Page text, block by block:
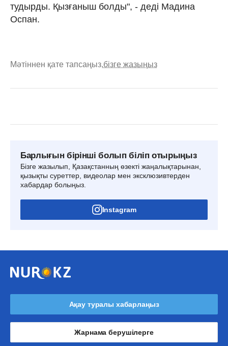
тудырды. Қызғаныш болды", - деді Мадина
Оспан.
Мәтіннен қате тапсаңыз,бізге жазыңыз
Барлығын бірінші болып біліп отырыңыз
Бізге жазылып, Қазақстанның өзекті жаңалықтарынан,
қызықты суреттер, видеолар мен эксклюзивтерден
хабардар болыңыз.
Instagram
Ақау туралы хабарлаңыз
Жарнама берушілерге